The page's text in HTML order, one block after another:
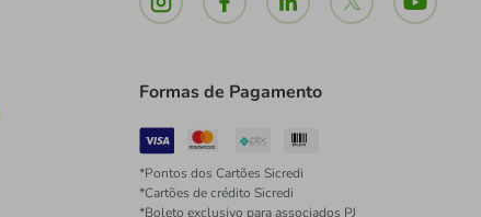
Formas de Pagamento
*Pontos dos Cartões Sicredi
*Cartões de crédito Sicredi
*Boleto exclusivo para associados PJ